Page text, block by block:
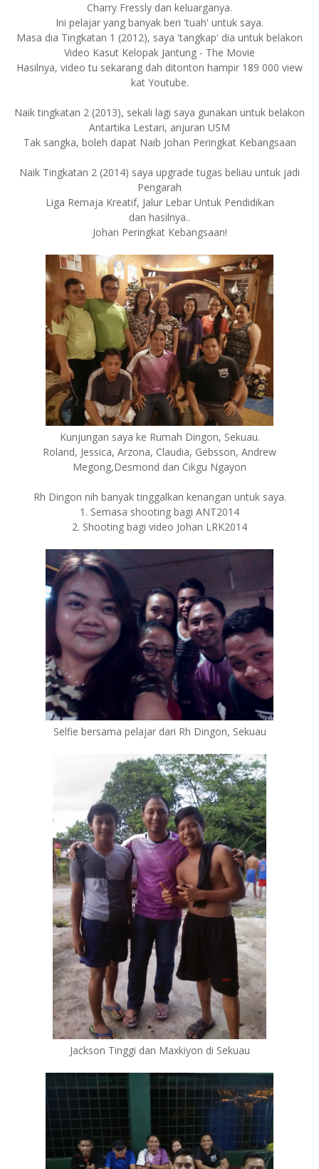
Charry Fressly dan keluarganya.
Ini pelajar yang banyak beri 'tuah' untuk saya.
Masa dia Tingkatan 1 (2012), saya 'tangkap' dia untuk belakon
Video Kasut Kelopak Jantung - The Movie
Hasilnya, video tu sekarang dah ditonton hampir 189 000 view
kat Youtube.
Naik tingkatan 2 (2013), sekali lagi saya gunakan untuk belakon
Antartika Lestari, anjuran USM
Tak sangka, boleh dapat Naib Johan Peringkat Kebangsaan
Naik Tingkatan 2 (2014) saya upgrade tugas beliau untuk jadi
Pengarah
Liga Remaja Kreatif, Jalur Lebar Untuk Pendidikan
dan hasilnya..
Johan Peringkat Kebangsaan!
Kunjungan saya ke Rumah Dingon, Sekuau.
Roland, Jessica, Arzona, Claudia, Gebsson, Andrew
Megong,Desmond dan Cikgu Ngayon
Rh Dingon nih banyak tinggalkan kenangan untuk saya.
1. Semasa shooting bagi ANT2014
2. Shooting bagi video Johan LRK2014
Selfie bersama pelajar dari Rh Dingon, Sekuau
Jackson Tinggi dan Maxkiyon di Sekuau